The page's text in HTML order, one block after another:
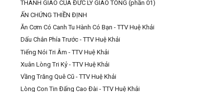
THÁNH GIÁO CỦA ĐỨC LÝ GIÁO TÔNG (phần 01)
ẤN CHỨNG THIỀN ĐỊNH
Ăn Cơm Có Canh Tu Hành Có Bạn - TTV Huệ Khải
Dấu Chân Phía Trước - TTV Huệ Khải
Tiếng Nói Tri Âm - TTV Huệ Khải
Xuân Lòng Tri Kỷ - TTV Huệ Khải
Vầng Trăng Quê Cũ - TTV Huệ Khải
Lòng Con Tin Đấng Cao Đài - TTV Huệ Khải